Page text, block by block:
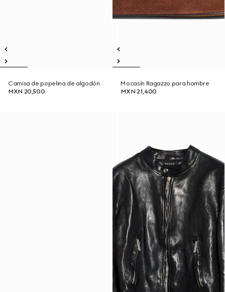
Camisa de popelina de algodón
MXN 20,500
Mocasín Ragazzo para hombre
MXN 21,400